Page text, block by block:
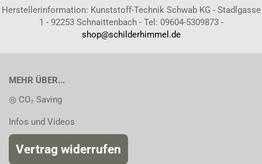
Herstellerinformation: Kunststoff-Technik Schwab KG - Stadlgasse
1 - 92253 Schnaittenbach - Tel: 09604-5309873 -
shop@schilderhimmel.de
MEHR ÜBER...
◎ CO₂ Saving
Infos und Videos
Vertrag widerrufen